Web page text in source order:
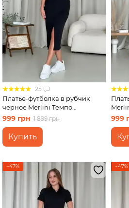
25
Платье-футболка в рубчик
черное Merlini Темпо
700001541 размер L-XL
999 грн 1 899 грн
Купить
999
−47% −47%